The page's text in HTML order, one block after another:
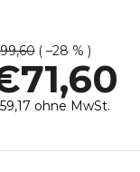
( –28 % )
ohne MwSt.